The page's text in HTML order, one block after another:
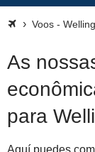
Voos -
As
para
Aquí puedes